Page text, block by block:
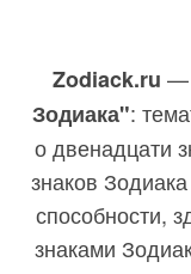
Zodiack.ru —
Зодиака":
о двенадцати
знаков
способности,
знаками